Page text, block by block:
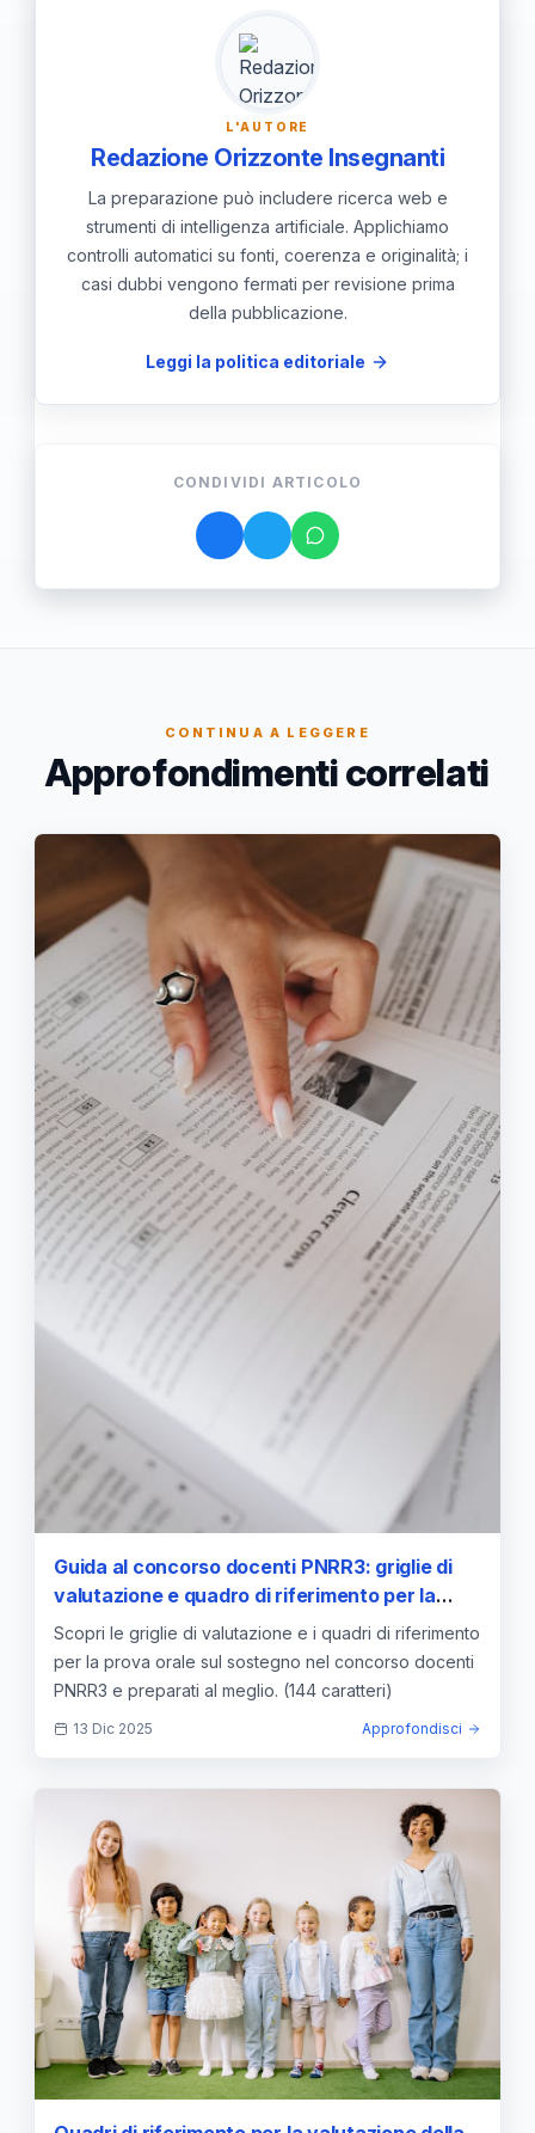
quello per la secondaria include criteri
più dettagliati su aspetti linguistici,
didattici e digitali.
L'AUTORE
Redazione Orizzonte Insegnanti
La preparazione può includere ricerca web e
strumenti di intelligenza artificiale. Applichiamo
controlli automatici su fonti, coerenza e originalità; i
casi dubbi vengono fermati per revisione prima
della pubblicazione.
Leggi la politica editoriale
CONDIVIDI ARTICOLO
CONTINUA A LEGGERE
Approfondimenti correlati
Guida al concorso docenti PNRR3: griglie di
valutazione e quadro di riferimento per la
prova orale sul sostegno
Scopri le griglie di valutazione e i quadri di riferimento
per la prova orale sul sostegno nel concorso docenti
PNRR3 e preparati al meglio. (144 caratteri)
13 Dic 2025 Approfondisci